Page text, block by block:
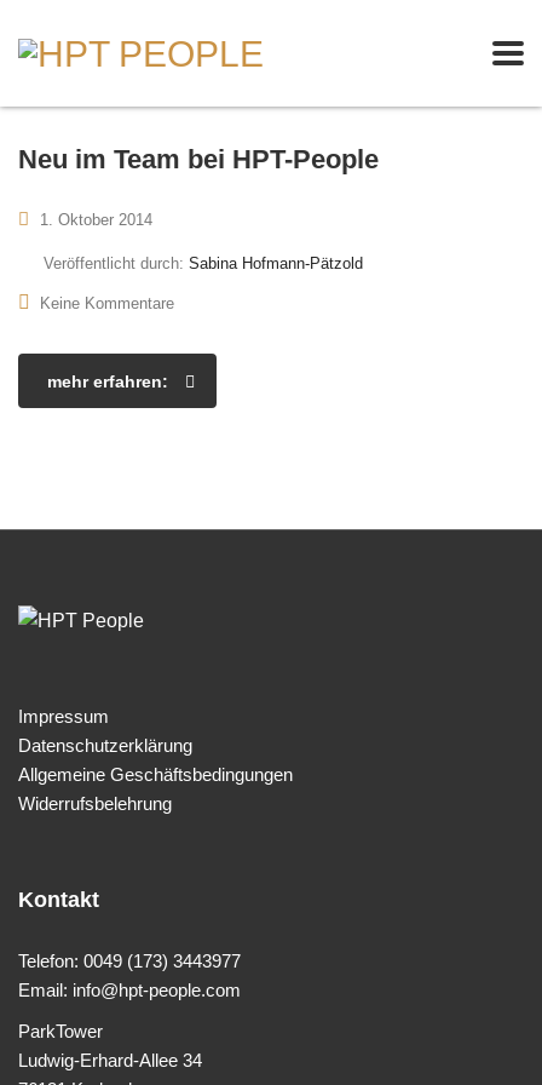
Neu im Team bei HPT-People
1. Oktober 2014
Veröffentlicht durch: Sabina Hofmann-Pätzold
Keine Kommentare
mehr erfahren:
Impressum
Datenschutzerklärung
Allgemeine Geschäftsbedingungen
Widerrufsbelehrung
Kontakt
Telefon: 0049 (173) 3443977
Email: info@hpt-people.com
ParkTower
Ludwig-Erhard-Allee 34